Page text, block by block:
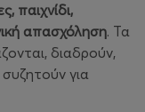
παιχνίδι,
απασχόληση. Τα
διαδρούν,
για